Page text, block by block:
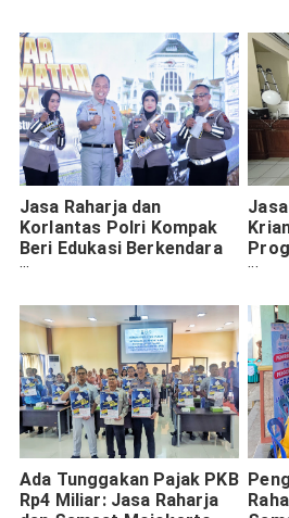
Jasa Raharja dan
Korlantas Polri Kompak
Beri Edukasi Berkendara
Aman di Gebyar
Ada Tunggakan Pajak PKB
Rp4 Miliar: Jasa Raharja